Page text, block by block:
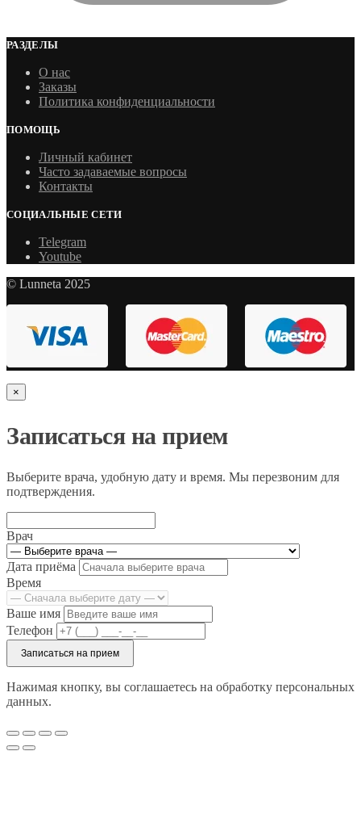
РАЗДЕЛЫ
О нас
Заказы
Политика конфиденциальности
ПОМОЩЬ
Личный кабинет
Часто задаваемые вопросы
Контакты
СОЦИАЛЬНЫЕ СЕТИ
Telegram
Youtube
© Lunneta 2025
×
Записаться на прием
Выберите врача, удобную дату и время. Мы перезвоним для
подтверждения.
Врач
Дата приёма
Время
Ваше имя
Телефон
Записаться на прием
Нажимая кнопку, вы соглашаетесь на обработку персональных
данных.